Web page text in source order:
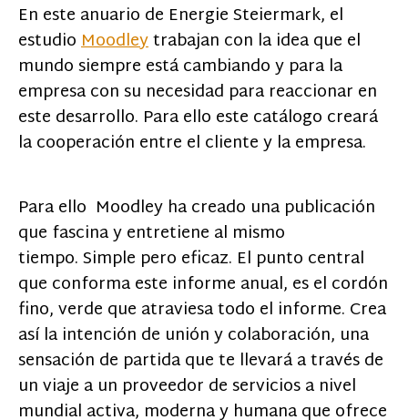
En este anuario de Energie Steiermark, el
estudioMoodleytrabajan con la idea que el
mundo siempre está cambiando y para la
empresa con su necesidad para reaccionar en
este desarrollo. Para ello este catálogo creará
la cooperación entre el cliente y la empresa.
Para ello Moodley ha creado una publicación
que fascina y entretiene al mismo
tiempo. Simple pero eficaz. El punto central
que conforma este informe anual, es el cordón
fino, verde que atraviesa todo el informe. Crea
así la intención de unión y colaboración, una
sensación de partida que te llevará a través de
un viaje a un proveedor de servicios a nivel
mundial activa, moderna y humana que ofrece